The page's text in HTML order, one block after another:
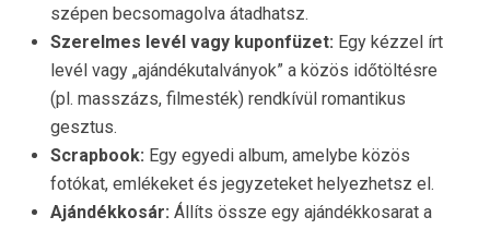
szépen becsomagolva átadhatsz.
Szerelmes levél vagy kuponfüzet: Egy kézzel írt
levél vagy „ajándékutalványok” a közös időtöltésre
(pl. masszázs, filmesték) rendkívül romantikus
gesztus.
Scrapbook: Egy egyedi album, amelybe közös
fotókat, emlékeket és jegyzeteket helyezhetsz el.
Ajándékkosár: Állíts össze egy ajándékkosarat a